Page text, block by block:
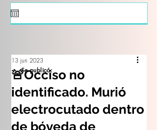
🚨Occiso no
identificado. Murió
electrocutado dentro
de bóveda de
13 jun 2023
Se publicó: